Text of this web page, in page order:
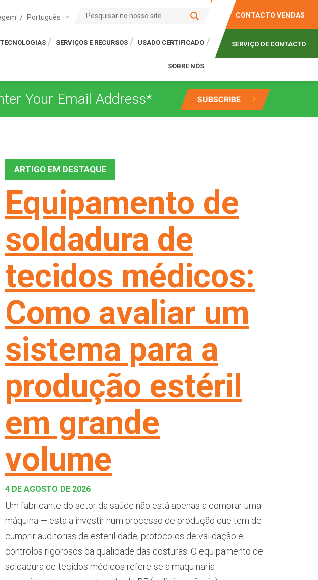
Português
TECNOLOGIAS SERVIÇOS E RECURSOS USADO CERTIFICADO
SOBRE NÓS
CONTACTO VENDAS
SERVIÇO DE CONTACTO
ARTIGO EM DESTAQUE
Equipamento de
soldadura de
tecidos médicos:
Como avaliar um
sistema para a
produção estéril
em grande
volume
4 DE AGOSTO DE 2026
Um fabricante do setor da saúde não está apenas a comprar uma
máquina — está a investir num processo de produção que tem de
cumprir auditorias de esterilidade, protocolos de validação e
controlos rigorosos da qualidade das costuras. O equipamento de
soldadura de tecidos médicos refere-se a maquinaria